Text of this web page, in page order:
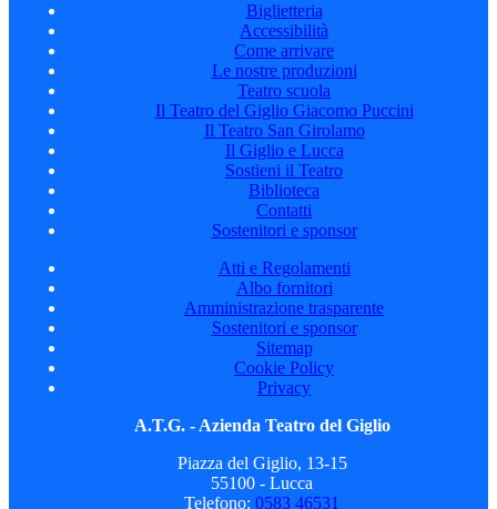
Biglietteria
Accessibilità
Come arrivare
Le nostre produzioni
Teatro scuola
Il Teatro del Giglio Giacomo Puccini
Il Teatro San Girolamo
Il Giglio e Lucca
Sostieni il Teatro
Biblioteca
Contatti
Sostenitori e sponsor
Atti e Regolamenti
Albo fornitori
Amministrazione trasparente
Sostenitori e sponsor
Sitemap
Cookie Policy
Privacy
A.T.G. - Azienda Teatro del Giglio
Piazza del Giglio, 13-15
55100 - Lucca
Telefono: 0583 46531